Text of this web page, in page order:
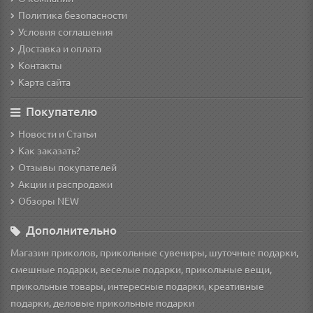
Политика безопасности
Условия соглашения
Доставка и оплата
Контакты
Карта сайта
Покупателю
Новости и Статьи
Как заказать?
Отзывы покупателей
Акции и распродажи
Обзоры NEW
Дополнительно
Магазин приколов, прикольные сувениры, шуточные подарки,
смешные подарки, веселые подарки, прикольные вещи,
прикольные товары, интересные подарки, креативные
подарки, деловые прикольные подарки